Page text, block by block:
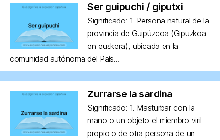
Ser guipuchi / giputxi
Significado: 1. Persona natural de la
provincia de Guipúzcoa (Gipuzkoa
en euskera), ubicada en la
comunidad autónoma del País...
Zurrarse la sardina
Significado: 1. Masturbar con la
mano o un objeto el miembro viril
propio o de otra persona de un